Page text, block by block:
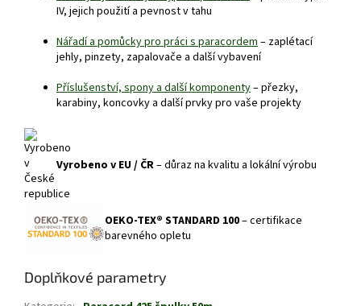
IV, jejich použití a pevnost v tahu
Nářadí a pomůcky pro práci s paracordem– zaplétací
jehly, pinzety, zapalovače a další vybavení
Příslušenství, spony a další komponenty– přezky,
karabiny, koncovky a další prvky pro vaše projekty
Vyrobeno v EU / ČR– důraz na kvalitu a lokální výrobu
OEKO-TEX® STANDARD 100– certifikace
barevného opletu
Doplňkové parametry